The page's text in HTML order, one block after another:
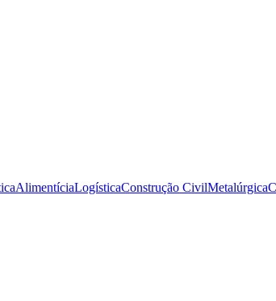
AlimentíciaLogísticaConstrução CivilMetalúrgica